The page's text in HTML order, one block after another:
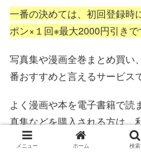
一番の決めては、初回登録時
ポン×１回※最大2000円引きで
写真集や漫画全巻まとめ買い
番おすすめと言えるサービス
よく漫画や本を電子書籍で読
真集などを購入される方は、
ので、一度「ebookjapan」
メニュー ホーム 検索